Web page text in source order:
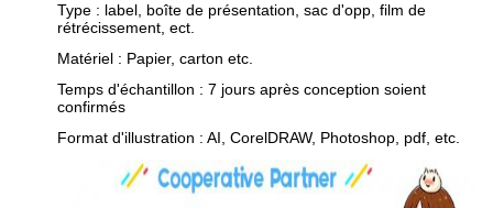
Type : label, boîte de présentation, sac d'opp, film de
rétrécissement, ect.
Matériel : Papier, carton etc.
Temps d'échantillon : 7 jours après conception soient
confirmés
Format d'illustration : AI, CorelDRAW, Photoshop, pdf, etc.